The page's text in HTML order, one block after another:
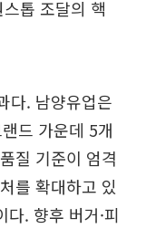
톱 조달의 핵
다. 남양유업은
드 가운데 5개
질 기준이 엄격
를 확대하고 있
. 향후 버거·피